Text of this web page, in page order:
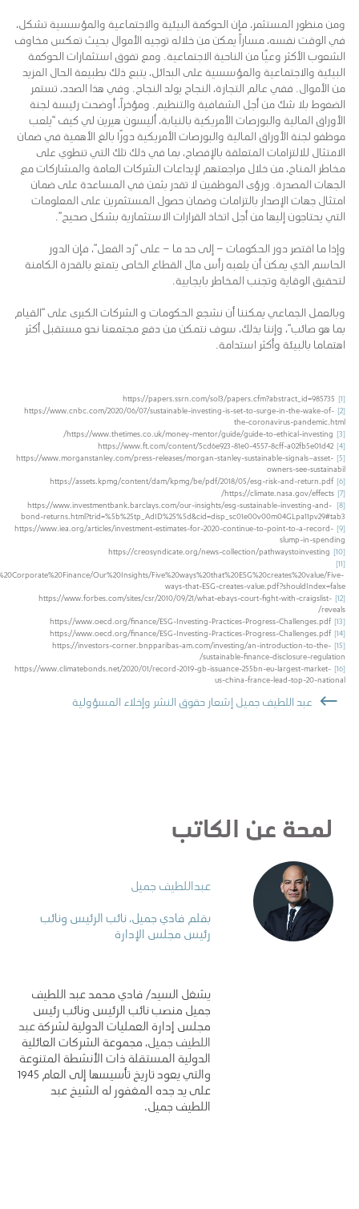
ومن منظور المستثمر، فإن الحوكمة البيئية والاجتماعية والمؤسسية تشكل،
في الوقت نفسه، مساراً يمكن من خلاله توجيه الأموال بحيث تعكس مخاوف
الشعوب الأكثر وعيًا من الناحية الاجتماعية. ومع تفوق استثمارات الحوكمة
البيئية والاجتماعية والمؤسسية على البدائل، يتبع ذلك بطبيعة الحال المزيد
من الأموال. ففي عالم التجارة، النجاح يولد النجاح. وفي هذا الصدد، تستمر
الضغوط بلا شك من أجل الشفافية والتنظيم. ومؤخراً، أوضحت رئيسة لجنة
الأوراق المالية والبورصات الأمريكية بالنيابة، أليسون هيرين لي كيف “يلعب
موظفو لجنة الأوراق المالية والبورصات الأمريكية دورًا بالغ الأهمية في ضمان
الامتثال للالتزامات المتعلقة بالإفصاح، بما في ذلك تلك التي تنطوي على
مخاطر المناخ، من خلال مراجعتهم لإيداعات الشركات العامة والمشاركات مع
الجهات المصدرة. ورؤى الموظفين لا تقدر بثمن في المساعدة على ضمان
امتثال جهات الإصدار بالتزامات وضمان حصول المستثمرين على المعلومات
التي يحتاجون إليها من أجل اتخاذ القرارات الاستثمارية بشكل صحيح”.
وإذا ما اقتصر دور الحكومات – إلى حد ما – على “رد الفعل”، فإن الدور
الحاسم الذي يمكن أن يلعبه رأس مال القطاع الخاص يتمتع بالقدرة الكامنة
لتحقيق الوقاية وتجنب المخاطر بايجابية.
وبالعمل الجماعي يمكننا أن نشجع الحكومات و الشركات الكبرى على “القيام
بما هو صائب”، وإننا بذلك، سوف نتمكن من دفع مجتمعنا نحو مستقبل أكثر
اهتماما بالبيئة وأكثر استدامة.
[1]
[2]
https://www.cnbc.com/2020/06/07/sustainable-investing-is-set-to-surge-in-the-wake-of-
the-coronavirus-pandemic.html
[3]
[4]
[5]
https://www.morganstanley.com/press-releases/morgan-stanley-sustainable-signals–asset-
owners-see-sustainabil
[6]
https://assets.kpmg/content/dam/kpmg/be/pdf/2018/05/esg-risk-and-return.pdf
[7]
[8]
https://www.investmentbank.barclays.com/our-insights/esg-sustainable-investing-and-
bond-returns.html?trid=%5b%25tp_AdID%25%5d&cid=disp_sc01e00v00m04GLpa11pv29#tab3
[9]
https://www.iea.org/articles/investment-estimates-for-2020-continue-to-point-to-a-record-
slump-in-spending
[10]
[11]
Our%20Insights/Five%20ways%20that%20ESG%20creates%20value/Five-
ways-that-ESG-creates-value.pdf?shouldIndex=false
[12]
https://www.forbes.com/sites/csr/2010/09/21/what-ebays-court-fight-with-craigslist-
reveals/
[13]
https://www.oecd.org/finance/ESG-Investing-Practices-Progress-Challenges.pdf
[14]
https://www.oecd.org/finance/ESG-Investing-Practices-Progress-Challenges.pdf
[15]
https://investors-corner.bnpparibas-am.com/investing/an-introduction-to-the-
sustainable-finance-disclosure-regulation/
[16]
https://www.climatebonds.net/2020/01/record-2019-gb-issuance-255bn-eu-largest-market-
us-china-france-lead-top-20-national
عبد اللطيف جميل إشعار حقوق النشر وإخلاء المسؤولية
لمحة عن الكاتب
عبداللطيف جميل
بقلم فادي جميل، نائب الرئيس ونائب
رئيس مجلس الإدارة
يشغل السيد/ فادي محمد عبد اللطيف
جميل منصب نائب الرئيس ونائب رئيس
مجلس إدارة العمليات الدولية لشركةعبد
اللطيف جميل، مجموعة الشركات العائلية
الدولية المستقلة ذات الأنشطة المتنوعة
والتي يعود تاريخ تأسيسها إلى العام 1945
على يد جده المغفور له الشيخ عبد
اللطيف جميل.